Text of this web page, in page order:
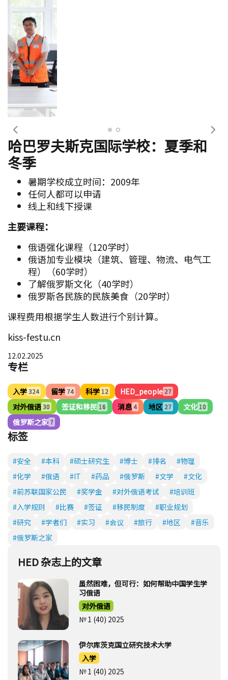
国际学生俱乐部的桌游活动
前一个 下
哈巴罗夫斯克国际学校：夏季和
冬季
暑期学校成立时间：2009年
任何人都可以申请
线上和线下授课
主要课程：
俄语强化课程（120学时）
俄语加专业模块（建筑、管理、物流、电气工
程）（60学时）
了解俄罗斯文化（40学时）
俄罗斯各民族的民族美食（20学时）
课程费用根据学生人数进行个别计算。
kiss-festu.cn
12.02.2025
专栏
入学324 留学 74 科学12 HED_people27
对外俄语30 签证和移民16 消息4 地区27 文化10
俄罗斯之家 7
标签
#安全 #本科 #硕士研究生 #博士 #排名
#物理
#化学
#俄语 #IT #药品 #俄罗斯 #文学
#文化
#前苏联国家公民
#奖学金 #对外俄语考试
#培训班
#入学规则
#比赛 #签证 #移民制度
#职业规划
#研究
#学者们 #实习 #会议 #旅行 #地区
#音乐
#俄罗斯之家
HED 杂志上的文章
虽然困难，但可行：如何帮助中国学生学
习俄语
对外俄语
№ 1 (40) 2025
伊尔库茨克国立研究技术大学
入学
№ 1 (40) 2025